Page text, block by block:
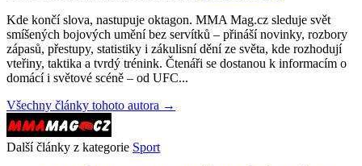
Kde končí slova, nastupuje oktagon. MMA Mag.cz sleduje svět
smíšených bojových umění bez servítků – přináší novinky, rozbory
zápasů, přestupy, statistiky i zákulisní dění ze světa, kde rozhodují
vteřiny, taktika a tvrdý trénink. Čtenáři se dostanou k informacím o
domácí i světové scéně – od UFC...
Všechny články tohoto autora →
Další články z kategorie Sport